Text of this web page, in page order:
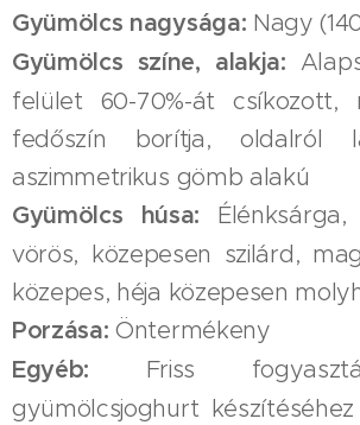
Gyümölcs nagysága: Nagy
Gyümölcs színe, alakja:
felület 60-70%-át csíkozott,
fedőszín borítja, oldalról
aszimmetrikus gömb alakú
Gyümölcs húsa:
vörös, közepesen szilárd,
közepes, héja közepesen
Porzása: Öntermékeny
Egyéb: Friss
gyümölcsjoghurt